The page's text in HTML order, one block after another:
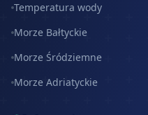
Temperatura wody
Morze Bałtyckie
Morze Śródziemne
Morze Adriatyckie